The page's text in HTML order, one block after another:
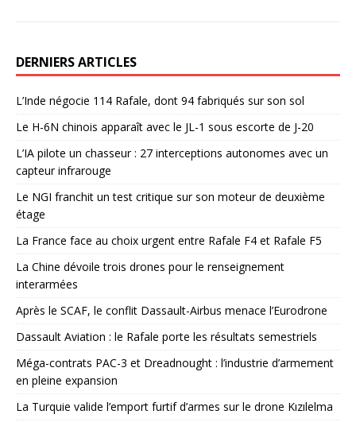
DERNIERS ARTICLES
L’Inde négocie 114 Rafale, dont 94 fabriqués sur son sol
Le H-6N chinois apparaît avec le JL-1 sous escorte de J-20
L’IA pilote un chasseur : 27 interceptions autonomes avec un
capteur infrarouge
Le NGI franchit un test critique sur son moteur de deuxième
étage
La France face au choix urgent entre Rafale F4 et Rafale F5
La Chine dévoile trois drones pour le renseignement
interarmées
Après le SCAF, le conflit Dassault-Airbus menace l’Eurodrone
Dassault Aviation : le Rafale porte les résultats semestriels
Méga-contrats PAC-3 et Dreadnought : l’industrie d’armement
en pleine expansion
La Turquie valide l’emport furtif d’armes sur le drone Kızılelma